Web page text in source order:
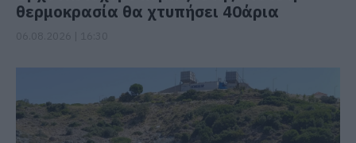
θερμοκρασία θα χτυπήσει 40άρια